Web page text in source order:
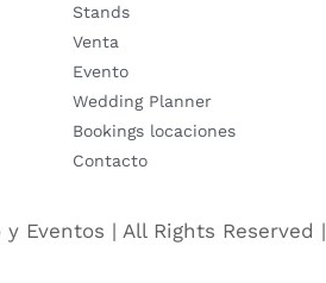
Stands
Venta
Evento
Wedding Planner
Bookings locaciones
Contacto
Eventos | All Rights Reserved |